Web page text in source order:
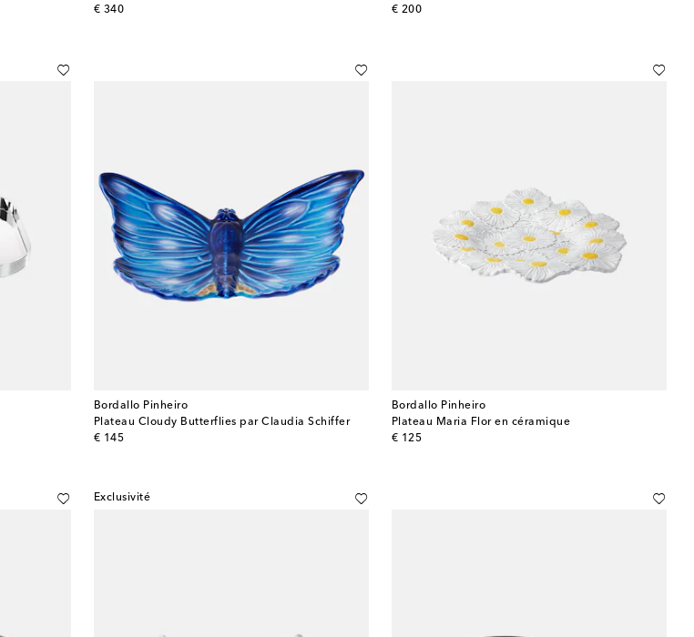
€ 340
original price
€ 200
original price
Bordallo Pinheiro
Plateau Cloudy Butterflies par Claudia Schiffer
€ 145
original price
Bordallo Pinheiro
Plateau Maria Flor en céramique
€ 125
original price
Exclusivité